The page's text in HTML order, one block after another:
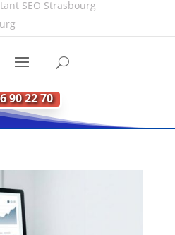
SEO Strasbourg
90 22 70